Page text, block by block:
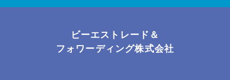
ビーエストレード＆
フォワーディング株式会社